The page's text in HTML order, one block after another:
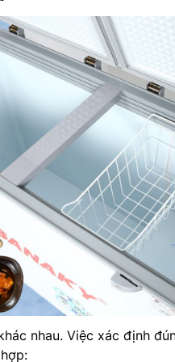
nhau. Việc xác định